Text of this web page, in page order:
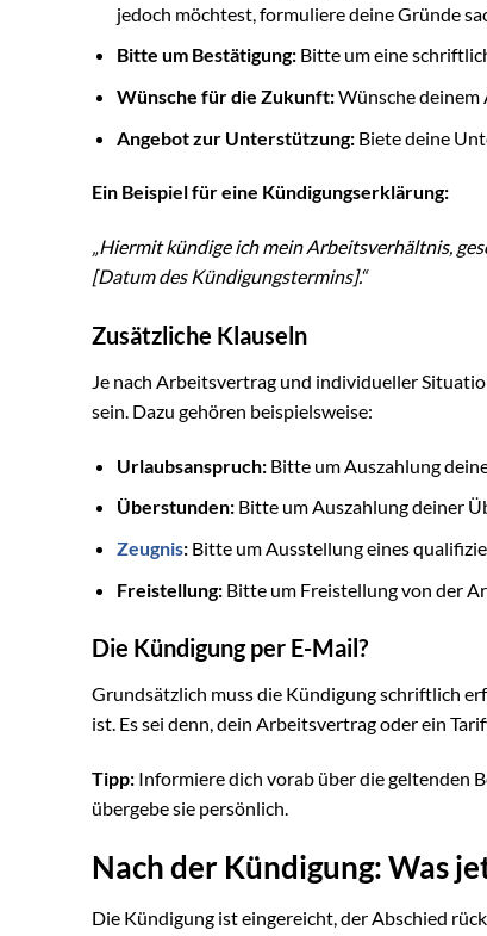
jedoch möchtest, formuliere deine Gründe
Bitte um Bestätigung:Bitte um eine
Wünsche für die Zukunft:Wünsche deinem
Angebot zur Unterstützung:Biete deine
Ein Beispiel für eine Kündigungserklärung:
„Hiermit kündige ich mein Arbeitsverhältnis,
[Datum des Kündigungstermins].“
Zusätzliche Klauseln
Je nach Arbeitsvertrag und individueller
sein. Dazu gehören beispielsweise:
Urlaubsanspruch:Bitte um Auszahlung
Überstunden:Bitte um Auszahlung deiner
Zeugnis:Bitte um Ausstellung eines
Freistellung:Bitte um Freistellung von der
Die Kündigung per E-Mail?
Grundsätzlich muss die Kündigung schriftlich
ist. Es sei denn, dein Arbeitsvertrag oder ein
Tipp: Informiere dich vorab über die geltenden
übergebe sie persönlich.
Nach der Kündigung: Was
Die Kündigung ist eingereicht, der Abschied